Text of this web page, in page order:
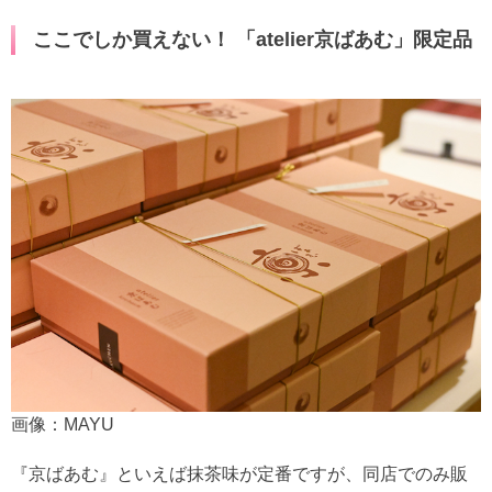
ここでしか買えない！ 「atelier京ばあむ」限定品
画像：MAYU
『京ばあむ』といえば抹茶味が定番ですが、同店でのみ販